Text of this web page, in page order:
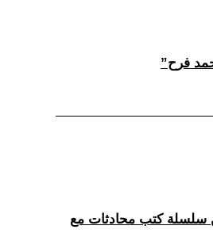
من سلسلة كتب محادثات مع